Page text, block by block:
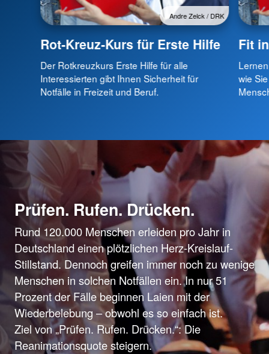
Andre Zelck / DRK
Rot-Kreuz-Kurs für Erste Hilfe
Der Rotkreuzkurs Erste Hilfe für alle
Interessierten gibt Ihnen Sicherheit für
Notfälle in Freizeit und Beruf.
Fit
wie
Prüfen. Rufen. Drücken.
Rund 120.000 Menschen erleiden pro Jahr in
Deutschland einen plötzlichen Herz-Kreislauf-
Stillstand. Dennoch greifen immer noch zu wenige
Menschen in solchen Notfällen ein. In nur 51
Prozent der Fälle beginnen Laien mit der
Wiederbelebung – obwohl es so einfach ist.
Ziel von „Prüfen. Rufen. Drücken.“: Die
Reanimationsquote steigern.